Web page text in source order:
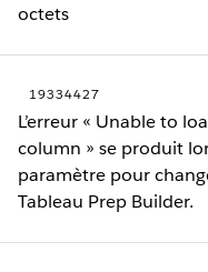
octets
19334427
L’erreur « Unable to
column » se produit
paramètre pour
Tableau Prep Builder.